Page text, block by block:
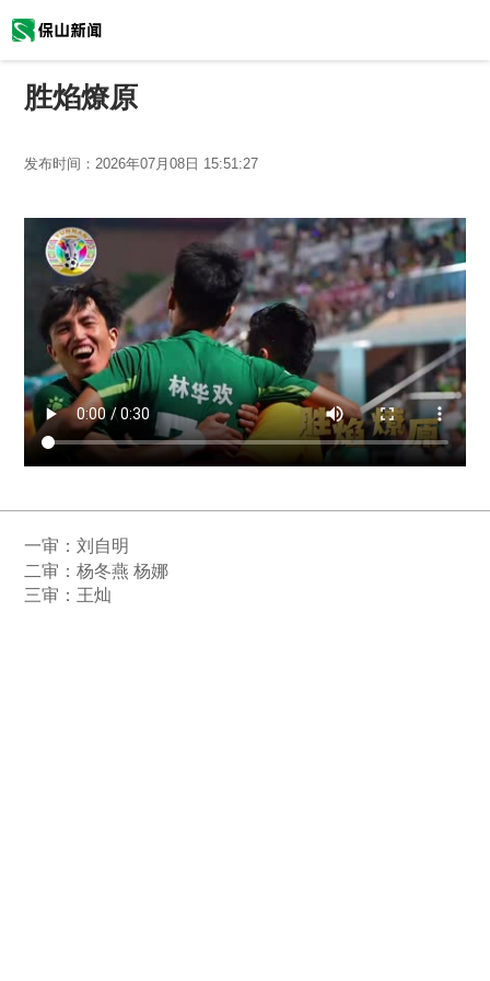
胜焰燎原
发布时间： 2026年07月08日 15:51:27
一审：刘自明
二审：杨冬燕 杨娜
三审：王灿